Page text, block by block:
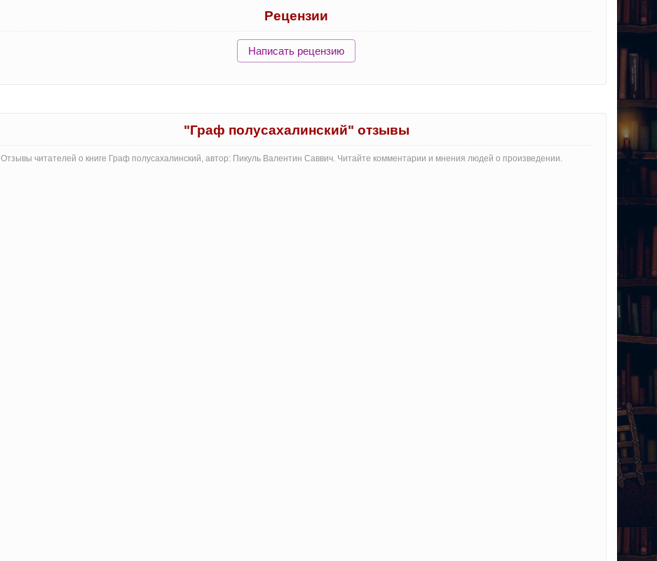
Рецензии
Написать рецензию
"Граф полусахалинский" отзывы
Отзывы читателей о книге Граф полусахалинский, автор: Пикуль Валентин Саввич. Читайте комментарии и мнения людей о произведении.